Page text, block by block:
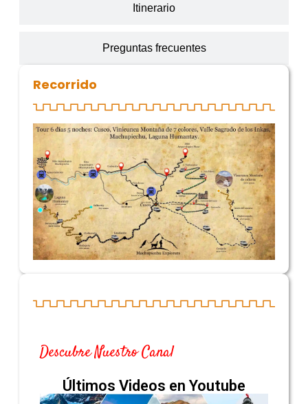
Itinerario
Preguntas frecuentes
Recorrido
Descubre Nuestro Canal
Últimos Videos en Youtube